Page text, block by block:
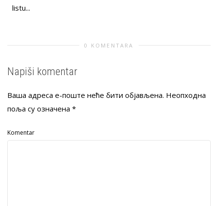
listu...
0 KOMENTARA
Napiši komentar
Ваша адреса е-поште неће бити објављена. Неопходна
поља су означена *
Komentar